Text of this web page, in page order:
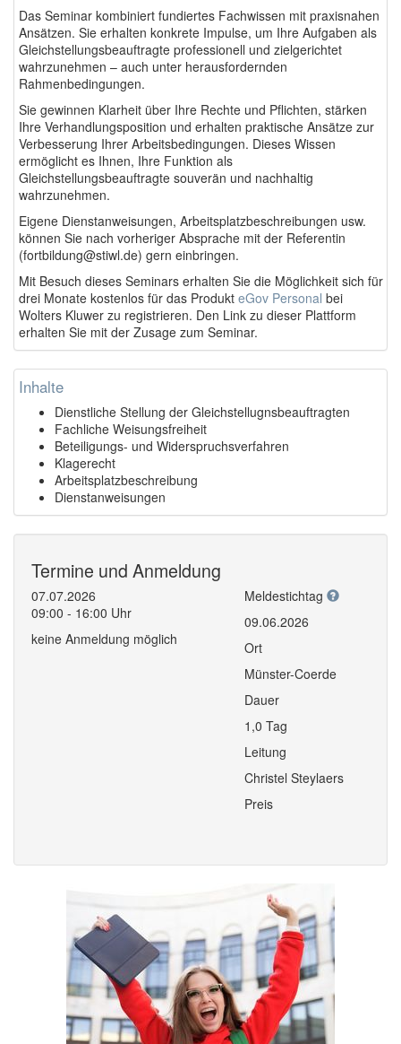
Das Seminar kombiniert fundiertes Fachwissen mit praxisnahen
Ansätzen. Sie erhalten konkrete Impulse, um Ihre Aufgaben als
Gleichstellungsbeauftragte professionell und zielgerichtet
wahrzunehmen – auch unter herausfordernden
Rahmenbedingungen.
Sie gewinnen Klarheit über Ihre Rechte und Pflichten, stärken
Ihre Verhandlungsposition und erhalten praktische Ansätze zur
Verbesserung Ihrer Arbeitsbedingungen. Dieses Wissen
ermöglicht es Ihnen, Ihre Funktion als
Gleichstellungsbeauftragte souverän und nachhaltig
wahrzunehmen.
Eigene Dienstanweisungen, Arbeitsplatzbeschreibungen usw.
können Sie nach vorheriger Absprache mit der Referentin
(fortbildung@stiwl.de) gern einbringen.
Mit Besuch dieses Seminars erhalten Sie die Möglichkeit sich für
drei Monate kostenlos für das Produkt eGov Personal bei
Wolters Kluwer zu registrieren. Den Link zu dieser Plattform
erhalten Sie mit der Zusage zum Seminar.
Inhalte
Dienstliche Stellung der Gleichstellugnsbeauftragten
Fachliche Weisungsfreiheit
Beteiligungs- und Widerspruchsverfahren
Klagerecht
Arbeitsplatzbeschreibung
Dienstanweisungen
Termine und Anmeldung
07.07.2026
09:00 - 16:00 Uhr
keine Anmeldung möglich
Meldestichtag
09.06.2026
Ort
Münster-Coerde
Dauer
1,0 Tag
Leitung
Christel Steylaers
Preis